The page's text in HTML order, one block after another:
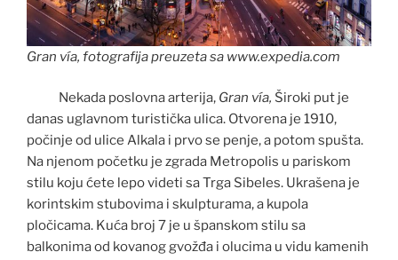
Gran vía, fotografija preuzeta sa www.expedia.com
Nekada poslovna arterija, Gran vía, Široki put je
danas uglavnom turistička ulica. Otvorena je 1910,
počinje od ulice Alkala i prvo se penje, a potom spušta.
Na njenom početku je zgrada Metropolis u pariskom
stilu koju ćete lepo videti sa Trga Sibeles. Ukrašena je
korintskim stubovima i skulpturama, a kupola
pločicama. Kuća broj 7 je u španskom stilu sa
balkonima od kovanog gvožđa i olucima u vidu kamenih